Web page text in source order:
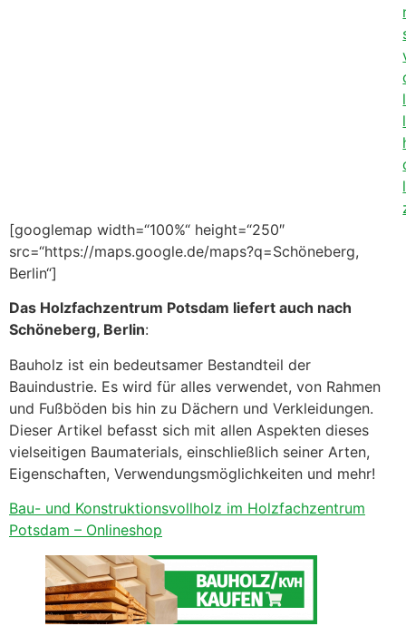
l
l
l
[googlemap width=“100%“ height=“250″
src=“https://maps.google.de/maps?q=Schöneberg,
Berlin“]
Das Holzfachzentrum Potsdam liefert auch nach
Schöneberg, Berlin:
Bauholz ist ein bedeutsamer Bestandteil der
Bauindustrie. Es wird für alles verwendet, von Rahmen
und Fußböden bis hin zu Dächern und Verkleidungen.
Dieser Artikel befasst sich mit allen Aspekten dieses
vielseitigen Baumaterials, einschließlich seiner Arten,
Eigenschaften, Verwendungsmöglichkeiten und mehr!
Bau- und Konstruktionsvollholz im Holzfachzentrum
Potsdam – Onlineshop